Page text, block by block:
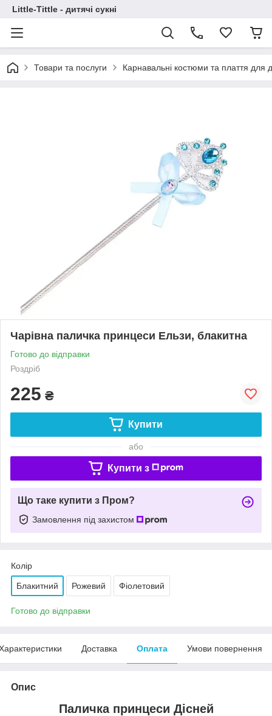
Little-Tittle - дитячі сукні
Товари та послуги Карнавальні костюми та плаття для
Чарівна паличка принцеси Ельзи, блакитна
Готово до відправки
Роздріб
225 ₴
Купити
або
Купити з
Що таке купити з Пром?
Замовлення під захистом
Колір
Блакитний Рожевий Фіолетовий
Готово до відправки
Доставка Оплата Умови повернення
Опис
Паличка принцеси Дісней